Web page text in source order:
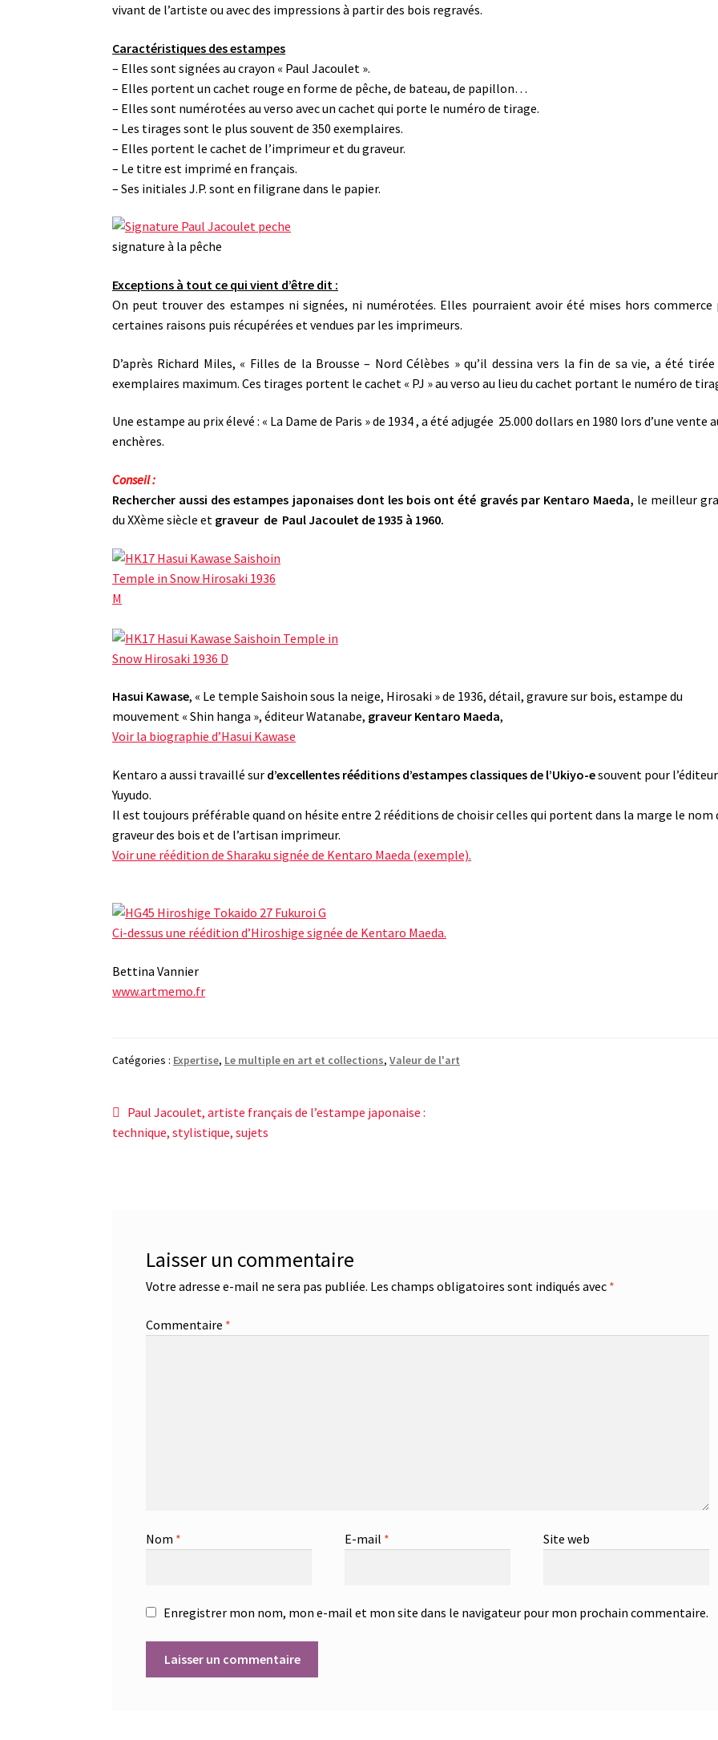
vivant de l’artiste ou avec des impressions à partir des bois regravés.
Caractéristiques des estampes
– Elles sont signées au crayon « Paul Jacoulet ».
– Elles portent un cachet rouge en forme de pêche, de bateau, de papillon…
– Elles sont numérotées au verso avec un cachet qui porte le numéro de tirage.
– Les tirages sont le plus souvent de 350 exemplaires.
– Elles portent le cachet de l’imprimeur et du graveur.
– Le titre est imprimé en français.
– Ses initiales J.P. sont en filigrane dans le papier.
signature à la pêche
Exceptions à tout ce qui vient d’être dit :
On peut trouver des estampes ni signées, ni numérotées. Elles pourraient avoir été mises hors commerce
certaines raisons puis récupérées et vendues par les imprimeurs.
D’après Richard Miles, « Filles de la Brousse – Nord Célèbes » qu’il dessina vers la fin de sa vie, a été tirée
exemplaires maximum. Ces tirages portent le cachet « PJ » au verso au lieu du cachet portant le numéro de
Une estampe au prix élevé : « La Dame de Paris » de 1934 , a été adjugée 25.000 dollars en 1980 lors d’une vente
enchères.
Conseil :
Rechercher aussi des estampes japonaises dont les bois ont été gravés par Kentaro Maeda, le meilleur
du XXème siècle et graveur de Paul Jacoulet de 1935 à 1960.
Hasui Kawase, « Le temple Saishoin sous la neige, Hirosaki » de 1936, détail, gravure sur bois, estampe du
mouvement « Shin hanga », éditeur Watanabe, graveur Kentaro Maeda,
Voir la biographie d’Hasui Kawase
Kentaro a aussi travaillé sur d’excellentes rééditions d’estampes classiques de l’Ukiyo-esouvent pour l’éditeur
Yuyudo.
Il est toujours préférable quand on hésite entre 2 rééditions de choisir celles qui portent dans la marge le nom
graveur des bois et de l’artisan imprimeur.
Voir une réédition de Sharaku signée de Kentaro Maeda (exemple).
Ci-dessus une réédition d’Hiroshige signée de Kentaro Maeda.
Bettina Vannier
www.artmemo.fr
Catégories : Expertise, Le multiple en art et collections,Valeur de l'art
Navigation
de
Article
précédent :
Paul Jacoulet, artiste français de l’estampe japonaise :
technique, stylistique, sujets
Laisser un commentaire
Votre adresse e-mail ne sera pas publiée. Les champs obligatoires sont indiqués avec *
Commentaire *
Nom * E-mail * Site web
Enregistrer mon nom, mon e-mail et mon site dans le navigateur pour mon prochain commentaire.